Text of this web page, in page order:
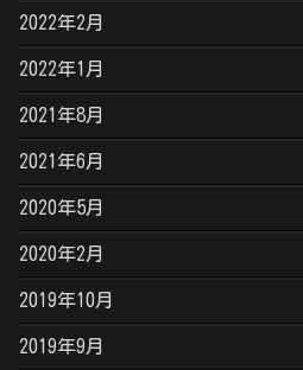
2022年2月
2022年1月
2021年8月
2021年6月
2020年5月
2020年2月
2019年10月
2019年9月